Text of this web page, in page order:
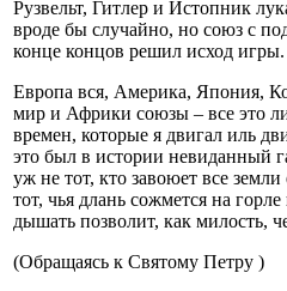
Рузвельт, Гитлер и Истопник
вроде бы случайно, но союз с
конце концов решил исход игры.
Европа вся, Америка, Япония,
мир и Африки союзы – все это
времен, которые я двигал иль
это был в истории невиданный
уж не тот, кто завоюет все земли
тот, чья длань сожмется на
дышать позволит, как милость,
(Обращаясь к Святому Петру )